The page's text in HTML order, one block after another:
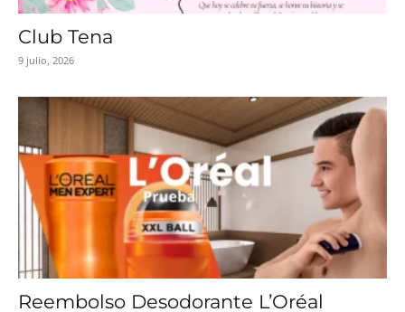
Club Tena
9 julio, 2026
Reembolso Desodorante L’Oréal